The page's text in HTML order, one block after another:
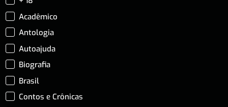
Acadêmico
Antologia
Autoajuda
Biografia
Brasil
Contos e Crônicas